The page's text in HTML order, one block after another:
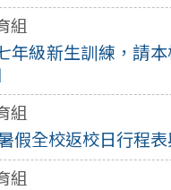
組
年級新生訓練，請
組
假全校返校日行程
組